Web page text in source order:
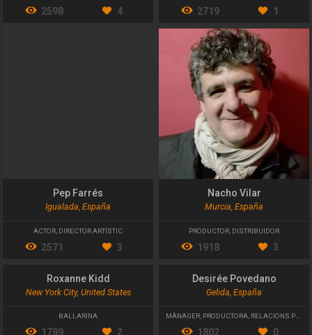
2598 4 2719 1
Pep Farrés
Igualada, España
ACTOR DIRECTOR ARTÍSTIC
2571 3
Nacho Vilar
Murcia, España
PRODUCTOR DISTRIBUIDOR
1918 3
Roxanne Kidd
New York City, United States
BALLARINA
1789 2
Desirée Povedano
Gelida, España
MÀNAGER, PRODUCTORA, RELACIONS PÚBLIQUES
1802 0